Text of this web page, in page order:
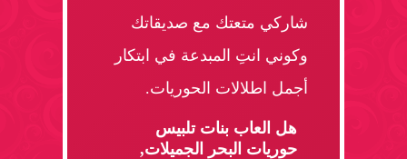
شاركي متعتك مع صديقاتك
وكوني انتِ المبدعة في ابتكار
أجمل اطلالات الحوريات.
هل العاب بنات تلبيس
حوريات البحر الجميلات,